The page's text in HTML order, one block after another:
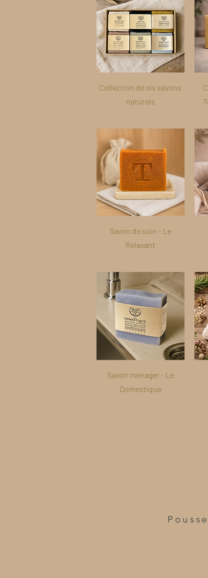
Collection de six savons
naturels
Savon de soin - Le
Relaxant
Savon ménager - Le
Domestique